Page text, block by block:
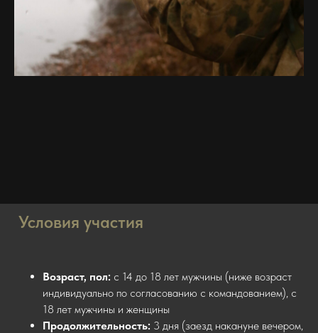
Условия участия
Возраст, пол: с 14 до 18 лет мужчины (ниже возраст
индивидуально по согласованию с командованием), с
18 лет мужчины и женщины
Продолжительность: 3 дня (заезд накануне вечером,